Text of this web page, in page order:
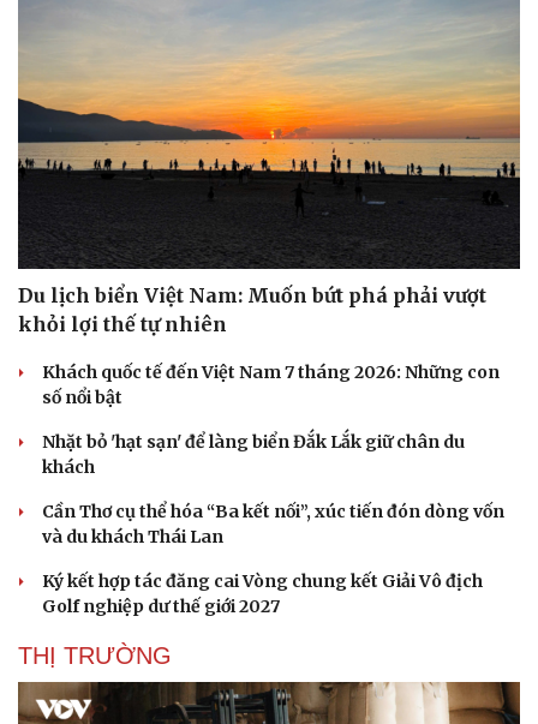
Du lịch biển Việt Nam: Muốn bứt phá phải vượt
khỏi lợi thế tự nhiên
Khách quốc tế đến Việt Nam 7 tháng 2026: Những con
số nổi bật
Nhặt bỏ 'hạt sạn' để làng biển Đắk Lắk giữ chân du
khách
Cần Thơ cụ thể hóa “Ba kết nối”, xúc tiến đón dòng vốn
và du khách Thái Lan
Ký kết hợp tác đăng cai Vòng chung kết Giải Vô địch
Golf nghiệp dư thế giới 2027
THỊ TRƯỜNG